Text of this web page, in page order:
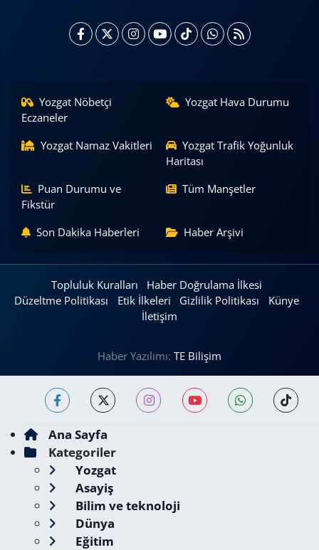
Yozgat Nöbetçi
Eczaneler
Yozgat Hava Durumu
Yozgat Namaz Vakitleri
Yozgat Trafik Yoğunluk
Haritası
Puan Durumu ve
Fikstür
Tüm Manşetler
Son Dakika Haberleri Haber Arşivi
Topluluk Kuralları
Haber Doğrulama İlkesi
Düzeltme Politikası
Etik İlkeleri Gizlilik Politikası
Künye
İletişim
Haber Yazılımı: TE Bilişim
Ana Sayfa
Kategoriler
Yozgat
Asayiş
Bilim ve teknoloji
Dünya
Eğitim